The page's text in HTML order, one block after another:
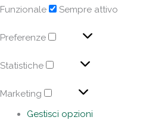
Funzionale
Sempre attivo
Preferenze
Statistiche
Marketing
Gestisci opzioni